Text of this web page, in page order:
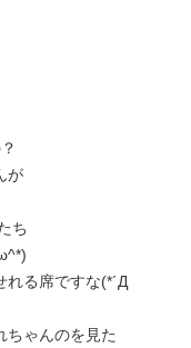
が
ち
れる席ですな(*´Д
ちゃんのを見た